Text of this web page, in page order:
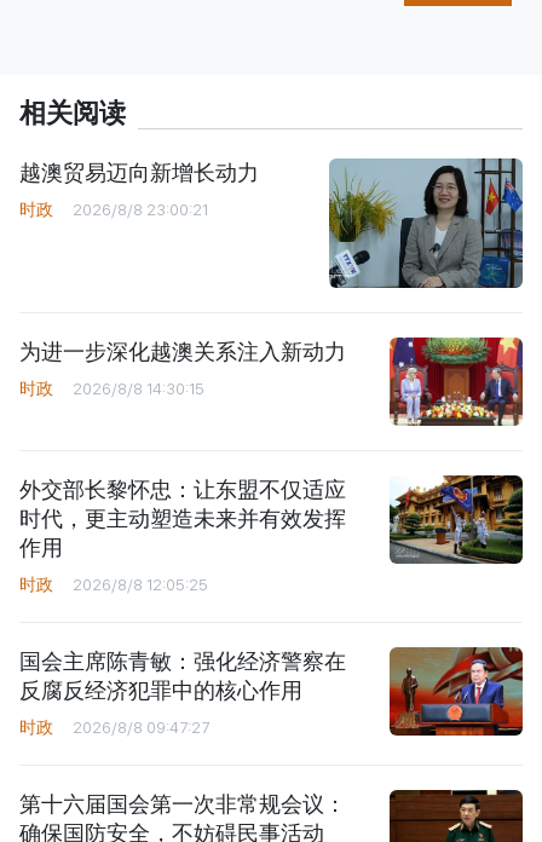
相关阅读
越澳贸易迈向新增长动力
时政 2026/8/8 23:00:21
为进一步深化越澳关系注入新动力
时政 2026/8/8 14:30:15
外交部长黎怀忠：让东盟不仅适应
时代，更主动塑造未来并有效发挥
作用
时政 2026/8/8 12:05:25
国会主席陈青敏：强化经济警察在
反腐反经济犯罪中的核心作用
时政 2026/8/8 09:47:27
第十六届国会第一次非常规会议：
确保国防安全，不妨碍民事活动